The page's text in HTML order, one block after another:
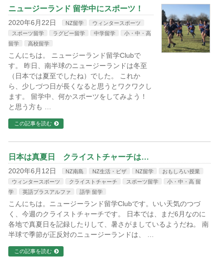
ニュージーランド 留学中にスポーツ！
2020年6月22日 NZ留学
ウィンタースポーツ
スポーツ留学
ラグビー留学 中学留学
小・中・高
留学
高校留学
こんにちは。 ニュージーランド留学Clubで
す。 昨日、南半球のニュージーランドは冬至
（日本では夏至でしたね）でした。 これか
ら、少しづつ日が長くなると思うとワクワクし
ます。 留学中、何かスポーツをしてみよう！
と思う方も …
この記事を読む
日本は真夏日 クライストチャーチは…
2020年6月12日 NZ南島 NZ生活・ビザ NZ留学
おもしろい授業
ウィンタースポーツ
クライストチャーチ スポーツ留学
小・中・高 留
学
英語プラスアルファ 語学 留学
こんにちは。ニュージーランド留学Clubです。いい天気のつづ
く、今週のクライストチャーチです。 日本では、まだ6月なのに
各地で真夏日を記録したりして、暑さがましているようだね。 南
半球で季節が正反対のニュージーランドは、 …
この記事を読む